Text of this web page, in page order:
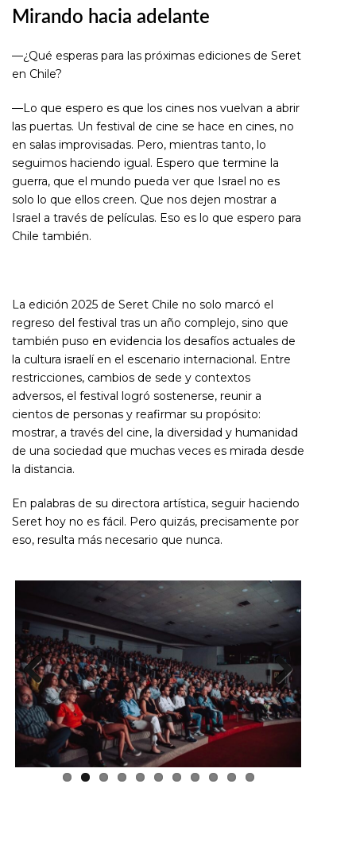
Mirando hacia adelante
—¿Qué esperas para las próximas ediciones de Seret
en Chile?
—Lo que espero es que los cines nos vuelvan a abrir
las puertas. Un festival de cine se hace en cines, no
en salas improvisadas. Pero, mientras tanto, lo
seguimos haciendo igual. Espero que termine la
guerra, que el mundo pueda ver que Israel no es
solo lo que ellos creen. Que nos dejen mostrar a
Israel a través de películas. Eso es lo que espero para
Chile también.
La edición 2025 de Seret Chile no solo marcó el
regreso del festival tras un año complejo, sino que
también puso en evidencia los desafíos actuales de
la cultura israelí en el escenario internacional. Entre
restricciones, cambios de sede y contextos
adversos, el festival logró sostenerse, reunir a
cientos de personas y reafirmar su propósito:
mostrar, a través del cine, la diversidad y humanidad
de una sociedad que muchas veces es mirada desde
la distancia.
En palabras de su directora artística, seguir haciendo
Seret hoy no es fácil. Pero quizás, precisamente por
eso, resulta más necesario que nunca.
Previous Next